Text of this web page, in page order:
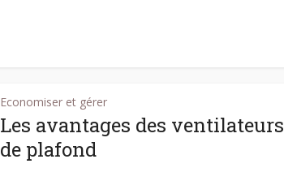
Economiser et gérer
Les avantages des ventilateurs
de plafond